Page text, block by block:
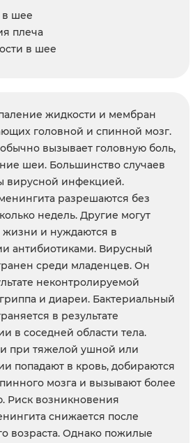
в шее
плеча
в шее
жидкости и мембран
головной и спинной мозг.
вызывает головную боль,
шеи. Большинство случаев
вирусной инфекцией.
разрешаются без
недель. Другие могут
жизни и нуждаются в
антибиотиками. Вирусный
среди младенцев. Он
неконтролируемой
и диареи. Бактериальный
в результате
в соседней области тела.
при тяжелой ушной или
попадают в кровь, добираются
мозга и вызывают более
Риск возникновения
снижается после
возраста. Однако пожилые